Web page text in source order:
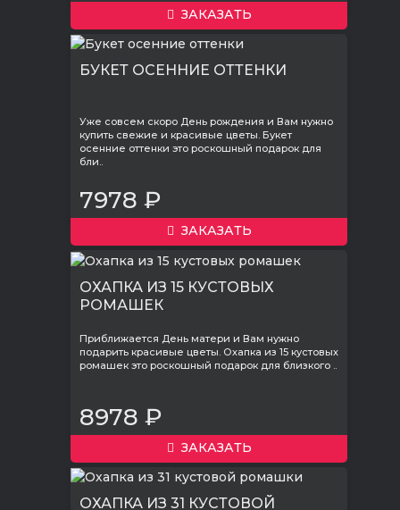
ЗАКАЗАТЬ
БУКЕТ ОСЕННИЕ ОТТЕНКИ
Уже совсем скоро День рождения и Вам нужно
купить свежие и красивые цветы. Букет
осенние оттенки это роскошный подарок для
бли..
7978 ₽
ЗАКАЗАТЬ
ОХАПКА ИЗ 15 КУСТОВЫХ
РОМАШЕК
Приближается День матери и Вам нужно
подарить красивые цветы. Охапка из 15 кустовых
ромашек это роскошный подарок для близкого ..
8978 ₽
ЗАКАЗАТЬ
ОХАПКА ИЗ 31 КУСТОВОЙ